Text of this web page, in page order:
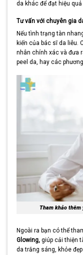
da khác để đạt hiệu
Tư vấn với chuyên gia
Nếu tình trạng tàn
kiến của bác sĩ da liễu.
nhân chính xác và đưa
peel da, hay các
Tham khảo thêm
Ngoài ra bạn có thể
Glowing, giúp cải thiện
da trắng sáng, khỏe